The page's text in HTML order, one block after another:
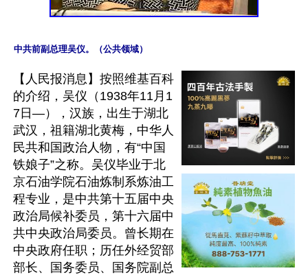
中共前副总理吴仪。（公共领域）
【人民报消息】按照维基百科
的介绍，吴仪（1938年11月1
7日—），汉族，出生于湖北
武汉，祖籍湖北黄梅，中华人
民共和国政治人物，有“中国
铁娘子”之称。吴仪毕业于北
京石油学院石油炼制系炼油工
程专业，是中共第十五届中央
政治局候补委员，第十六届中
共中央政治局委员。曾长期在
中央政府任职；历任外经贸部
部长、国务委员、国务院副总